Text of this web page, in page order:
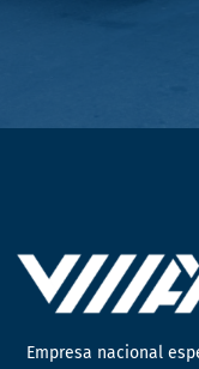
Empresa nacional